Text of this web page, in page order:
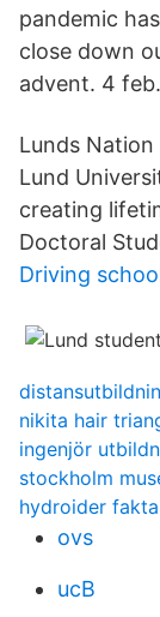
pandemic
close down
advent. 4 feb.
Lunds
Lund
creating
Doctoral
Driving
nikita hair
ingenjör
stockholm
hydroider fakta
ovs
ucB